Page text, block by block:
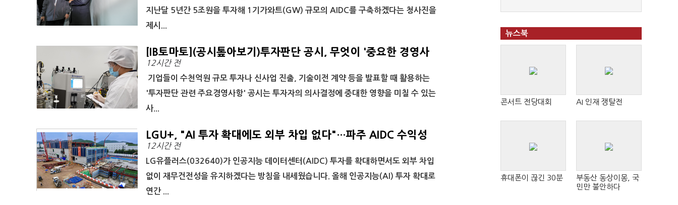
지난달 5년간 5조원을 투자해 1기가와트(GW) 규모의 AIDC를 구축하겠다는 청사진을
제시...
[IB토마토](공시톺아보기)투자판단 공시, 무엇이 '중요한 경영사
항'일까
12시간 전
기업들이 수천억원 규모 투자나 신사업 진출, 기술이전 계약 등을 발표할 때 활용하는
'투자판단 관련 주요경영사항' 공시는 투자자의 의사결정에 중대한 영향을 미칠 수 있는
사...
LGU+, "AI 투자 확대에도 외부 차입 없다"…파주 AIDC 수익성
자신
12시간 전
LG유플러스(032640)가 인공지능 데이터센터(AIDC) 투자를 확대하면서도 외부 차입
없이 재무건전성을 유지하겠다는 방침을 내세웠습니다. 올해 인공지능(AI) 투자 확대로
연간 ...
뉴스북
콘서트 전당대회 AI 인재 쟁탈전
휴대폰이 끊긴 30분
부동산 동상이몽, 국
민만 불안하다